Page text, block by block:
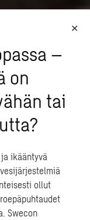
–
on
tai
ikääntyvä
ollut
Swecon